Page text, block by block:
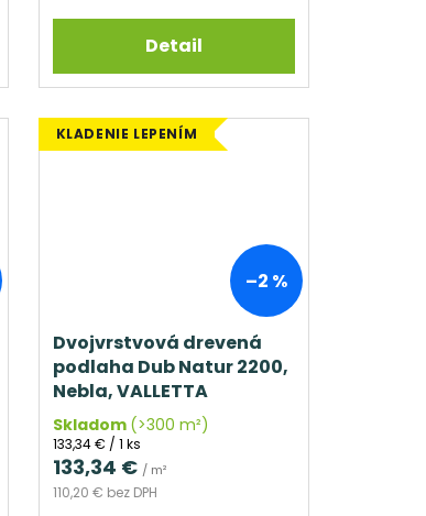
Detail
KLADENIE LEPENÍM
–2 %
Dvojvrstvová drevená
podlaha Dub Natur 2200,
Nebla, VALLETTA
Skladom (>300 m²)
110,20 € bez DPH
133,34 € / m²
Jednotková
cena:
133,34 € / 1 ks